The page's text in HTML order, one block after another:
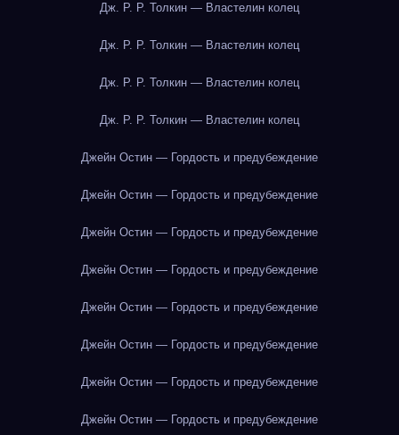
Дж. Р. Р. Толкин — Властелин колец
Дж. Р. Р. Толкин — Властелин колец
Дж. Р. Р. Толкин — Властелин колец
Дж. Р. Р. Толкин — Властелин колец
Джейн Остин — Гордость и предубеждение
Джейн Остин — Гордость и предубеждение
Джейн Остин — Гордость и предубеждение
Джейн Остин — Гордость и предубеждение
Джейн Остин — Гордость и предубеждение
Джейн Остин — Гордость и предубеждение
Джейн Остин — Гордость и предубеждение
Джейн Остин — Гордость и предубеждение